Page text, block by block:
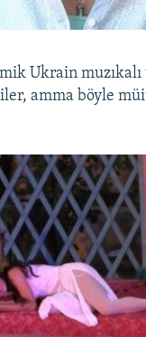
Ukrain
amma böyle